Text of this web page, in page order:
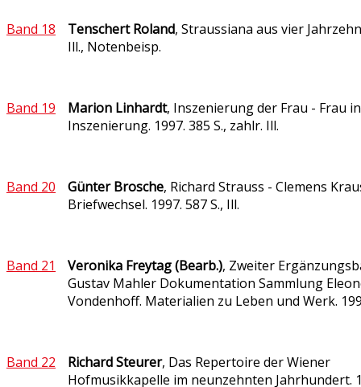
Band 18 Tenschert Roland, Straussiana aus vier
Ill., Notenbeisp.
Band 19 Marion Linhardt, Inszenierung der Frau - Frau
Inszenierung. 1997. 385 S., zahlr. Ill.
Band 20 Günter Brosche, Richard Strauss - Clemens
Briefwechsel. 1997. 587 S., Ill.
Band 21 Veronika Freytag (Bearb.), Zweiter
Gustav Mahler Dokumentation Sammlung
Vondenhoff. Materialien zu Leben und Werk.
Band 22 Richard Steurer, Das Repertoire der Wiener
Hofmusikkapelle im neunzehnten Jahrhundert.